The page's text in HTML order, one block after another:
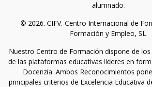
alumnado.
© 2026. CIFV.-Centro Internacional de
Formación y Empleo, SL.
Nuestro Centro de Formación dispone de los
de las plataformas educativas líderes en
Docenzia. Ambos Reconocimientos
principales criterios de Excelencia Educativa